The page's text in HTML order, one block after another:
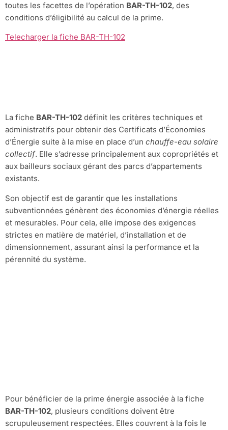
toutes les facettes de l’opération BAR-TH-102, des
conditions d’éligibilité au calcul de la prime.
Telecharger la fiche BAR-TH-102
La fiche BAR-TH-102 définit les critères techniques et
administratifs pour obtenir des Certificats d’Économies
d’Énergie suite à la mise en place d’un chauffe-eau solaire
collectif. Elle s’adresse principalement aux copropriétés et
aux bailleurs sociaux gérant des parcs d’appartements
existants.
Son objectif est de garantir que les installations
subventionnées génèrent des économies d’énergie réelles
et mesurables. Pour cela, elle impose des exigences
strictes en matière de matériel, d’installation et de
dimensionnement, assurant ainsi la performance et la
pérennité du système.
Pour bénéficier de la prime énergie associée à la fiche
BAR-TH-102, plusieurs conditions doivent être
scrupuleusement respectées. Elles couvrent à la fois le